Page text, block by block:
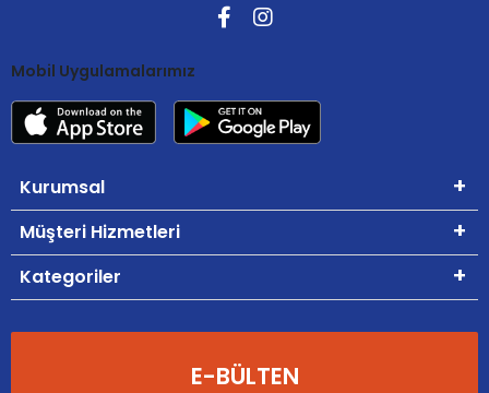
Mobil Uygulamalarımız
Kurumsal
Müşteri Hizmetleri
Kategoriler
E-BÜLTEN